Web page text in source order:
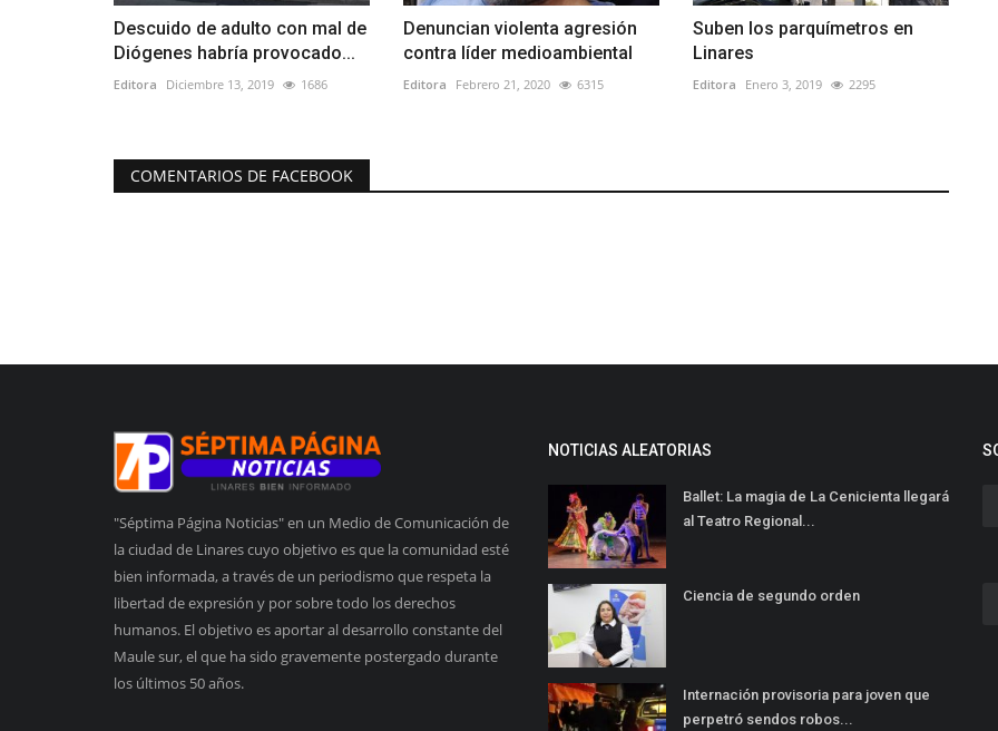
Descuido de adulto con mal de
Diógenes habría provocado...
Editora Diciembre 13, 2019 1686
Denuncian violenta agresión
contra líder medioambiental
Editora Febrero 21, 2020 6315
Suben los parquímetros en
Linares
Editora Enero 3, 2019 2295
COMENTARIOS DE FACEBOOK
"Séptima Página Noticias" en un Medio de Comunicación de
la ciudad de Linares cuyo objetivo es que la comunidad esté
bien informada, a través de un periodismo que respeta la
libertad de expresión y por sobre todo los derechos
humanos. El objetivo es aportar al desarrollo constante del
Maule sur, el que ha sido gravemente postergado durante
los últimos 50 años.
NOTICIAS ALEATORIAS
Ballet: La magia de La Cenicienta llegará
al Teatro Regional...
Ciencia de segundo orden
Internación provisoria para joven que
perpetró sendos robos...